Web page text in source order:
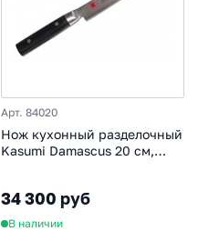
Арт. 84020
Нож кухонный разделочный
Kasumi Damascus 20 см,
стабилизированная
древесина
34 300 руб
В наличии